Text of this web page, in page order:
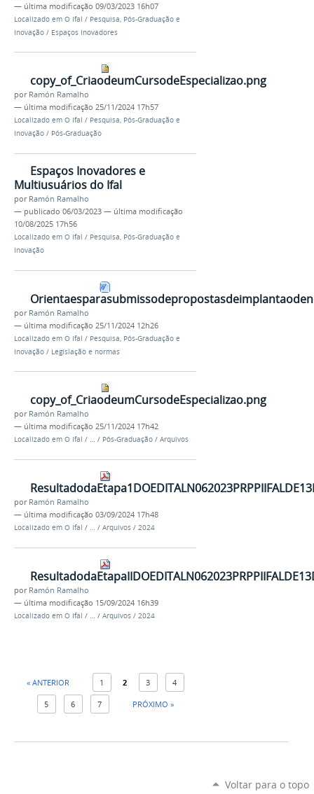
— última modificação 09/03/2023 16h07
Localizado em O Ifal / Pesquisa, Pós-Graduação e
Inovação / Espaços Inovadores
copy_of_CriaodeumCursodeEspecializao.png
por Ramón Ramalho
— última modificação 25/11/2024 17h57
Localizado em O Ifal / Pesquisa, Pós-Graduação e
Inovação / Pós-Graduação
Espaços Inovadores e
Multiusuários do Ifal
por Ramón Ramalho
— publicado 06/03/2023 — última modificação
10/08/2025 17h56
Localizado em O Ifal / Pesquisa, Pós-Graduação e
Inovação
por Ramón Ramalho
— última modificação 25/11/2024 12h26
Localizado em O Ifal / Pesquisa, Pós-Graduação e
Inovação / Legislação e normas
copy_of_CriaodeumCursodeEspecializao.png
por Ramón Ramalho
— última modificação 25/11/2024 17h42
Localizado em O Ifal / … / Pós-Graduação / Arquivos
por Ramón Ramalho
— última modificação 03/09/2024 17h48
Localizado em O Ifal / … / Arquivos / 2024
por Ramón Ramalho
— última modificação 15/09/2024 16h39
Localizado em O Ifal / … / Arquivos / 2024
« ANTERIOR 1 2 3 4
5 6 7 PRÓXIMO »
Voltar para o topo